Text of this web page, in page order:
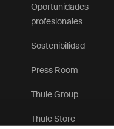
Oportunidades
profesionales
Sostenibilidad
Press Room
Thule Group
Thule Store